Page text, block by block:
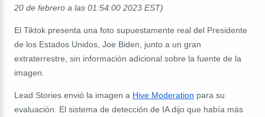
20 de febrero a las 01:54:00 2023 EST)
El Tiktok presenta una foto supuestamente real del Presidente
de los Estados Unidos, Joe Biden, junto a un gran
extraterrestre, sin información adicional sobre la fuente de la
imagen.
Lead Stories envió la imagen a Hive Moderation para su
evaluación. El sistema de detección de IA dijo que había más